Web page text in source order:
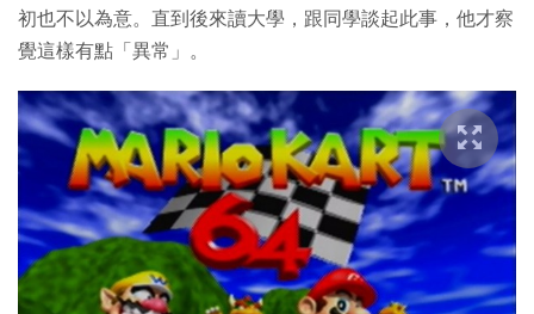
初也不以為意。直到後來讀大學，跟同學談起此事，他才察
覺這樣有點「異常」。